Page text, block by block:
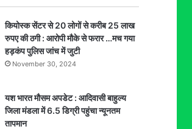
कियोस्क सेंटर से 20 लोगों से करीब 25 लाख
रुपए की ठगी : आरोपी मौके से फरार …मच गया
हड़कंप पुलिस जांच में जुटी
November 30, 2024
यश भारत मौसम अपडेट : आदिवासी बाहुल्य
जिला मंडला में 6.5 डिग्री पहुंचा न्यूनतम
तापमान